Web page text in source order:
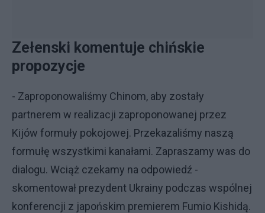
Zełenski komentuje chińskie
propozycje
- Zaproponowaliśmy Chinom, aby zostały
partnerem w realizacji zaproponowanej przez
Kijów formuły pokojowej. Przekazaliśmy naszą
formułę wszystkimi kanałami. Zapraszamy was do
dialogu. Wciąż czekamy na odpowiedź -
skomentował prezydent Ukrainy podczas wspólnej
konferencji z japońskim premierem Fumio Kishidą.